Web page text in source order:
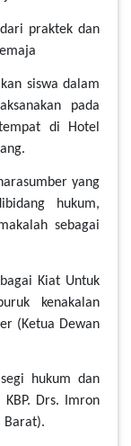
praktek dan
siswa dalam
pada
di Hotel
yang
hukum,
sebagai
Kiat Untuk
kenakalan
(Ketua Dewan
hukum dan
Drs. Imron
Barat).